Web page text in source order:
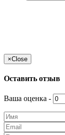
×Close
Оставить отзыв
Ваша оценка -